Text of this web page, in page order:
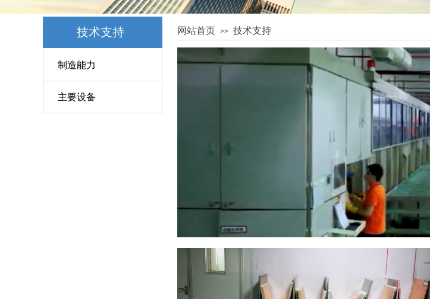
制造能力
技术支持
主要设备
网站首页 >> 技术支持